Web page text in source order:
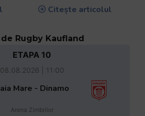
Citește articolul
Rugby Kaufland
ETAPA 10
08.08.2026 | 11:00
Mare - Dinamo
Arena Zimbrilor